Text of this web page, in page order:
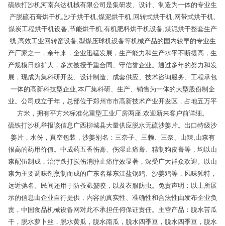
硫铁打沙机河南兴达机械有限公司是集研发、设计、制造为一体的专业生
产脱硫石膏烘干机,沙子烘干机,煤泥烘干机,回转式烘干机,网带式烘干机,
煤炭工程烘干机设备,节能烘干机,有机肥料烘干机设备,煤泥烘干整套生产
线,高效工业回转窑设备,型煤压球机设备等机械产品的国内较早的专业生
产厂家之一，余年来，企业迅猛发展，生产能力和生产水平不断提高，生
产规模日趋扩大，多次被授予重合同、守信誉企业。通过多年的努力和发
展，现成为集科研开发、设计制造、成套供应、技术咨询服务、工程承包
一体的高新科技型企业,本厂集科研、生产、销售为一体的大型股份制企
业。公司成立于年，总部位于郑州市市高新技术产业开发区，占地五万平
方米，拥有平方米标准化重型工业厂房两座.欢迎新来客户前详细。
硫铁打沙机举报该信息广西柳城县大量供应脱水无硫沙姜片。出口特级沙
姜片，水份，真空包装，沙姜别名：三奈子、三赖、三奈、山辣,山柰有
很高的药用价值。中成药五香伤膏、伤湿止痛膏、精制狗皮膏等，均以山
柰配伍制成，治疗跌打损伤消肿止痛疗效显著，深受广大群众欢迎。以山
柰为主要调味剂烹制而成的广东名菜东江盐锅鸡、沙姜鸡等，风味独特，
远近驰名。民间还用于防蚤虱螯咬，以及衣服防虫。免责声明：以上所展
示的信息由企业自行提供，内容的真实性、准确性和合法性由发布企业负
责，中国食品机械设备网对此不承担任何保证责任。主营产品：脱水苦瓜
干，脱水萝卜丝，脱水黄瓜，脱水南瓜，脱水四季豆，脱水四季豆，脱水